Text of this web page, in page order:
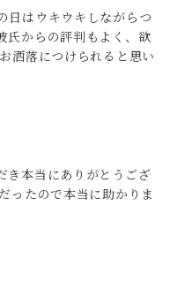
日はウキウキしながらつ
氏からの評判もよく、欲
洒落につけられると思い
き本当にありがとうござ
ったので本当に助かりま